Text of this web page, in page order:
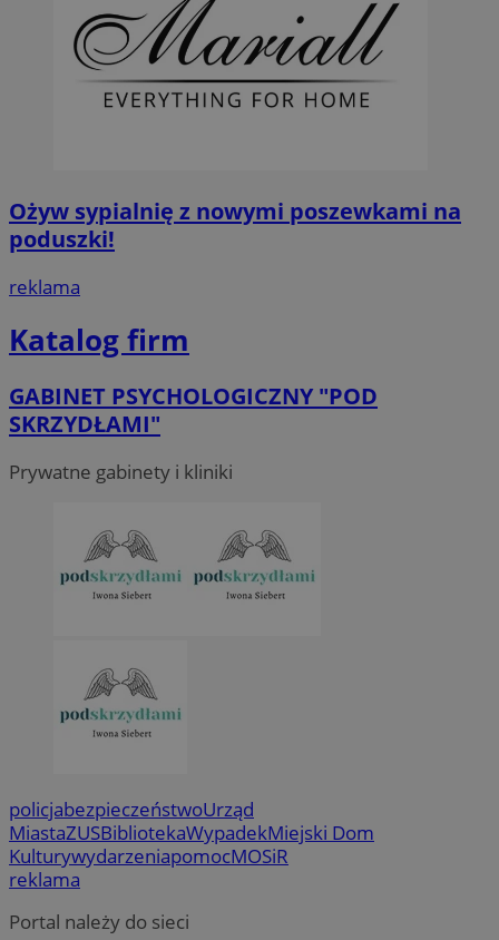
Ożyw sypialnię z nowymi poszewkami na
poduszki!
reklama
Katalog firm
GABINET PSYCHOLOGICZNY "POD
SKRZYDŁAMI"
Prywatne gabinety i kliniki
policjabezpieczeństwoUrząd
MiastaZUSBibliotekaWypadekMiejski Dom
KulturywydarzeniapomocMOSiR
reklama
Portal należy do sieci